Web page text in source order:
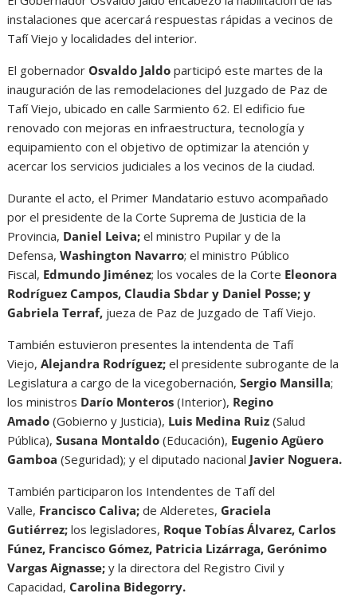
instalaciones que acercará respuestas rápidas a vecinos de
Tafí Viejo y localidades del interior.
El gobernador Osvaldo Jaldoparticipó este martes de la
inauguración de las remodelaciones del Juzgado de Paz de
Tafí Viejo, ubicado en calle Sarmiento 62. El edificio fue
renovado con mejoras en infraestructura, tecnología y
equipamiento con el objetivo de optimizar la atención y
acercar los servicios judiciales a los vecinos de la ciudad.
Durante el acto, el Primer Mandatario estuvo acompañado
por el presidente de la Corte Suprema de Justicia de la
Provincia, Daniel Leiva;el ministro Pupilar y de la
Defensa,Washington Navarro; el ministro Público
Fiscal, Edmundo Jiménez; los vocales de la Corte Eleonora
Rodríguez Campos, Claudia Sbdar y Daniel Posse; y
Gabriela Terraf, jueza de Paz de Juzgado de Tafí Viejo.
También estuvieron presentes la intendenta de Tafí
Viejo, Alejandra Rodríguez;el presidente subrogante de la
Legislatura a cargo de la vicegobernación,Sergio Mansilla;
los ministros Darío Monteros(Interior), Regino
Amado(Gobierno y Justicia), Luis Medina Ruiz (Salud
Pública),Susana Montaldo(Educación), Eugenio Agüero
Gamboa (Seguridad); y el diputado nacional Javier Noguera.
También participaron los Intendentes de Tafí del
Valle, Francisco Caliva;de Alderetes, Graciela
Gutiérrez; los legisladores, Roque Tobías Álvarez, Carlos
Fúnez, Francisco Gómez, Patricia Lizárraga, Gerónimo
Vargas Aignasse; y la directora del Registro Civil y
Capacidad, Carolina Bidegorry.